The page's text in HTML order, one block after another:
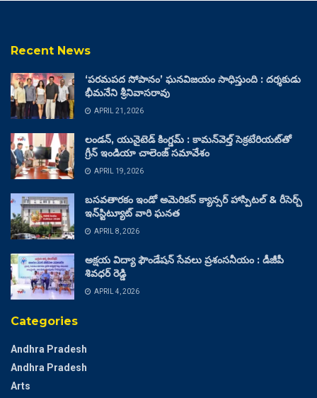
Recent News
‘పరమపద సోపానం’ ఘనవిజయం సాధిస్తుంది : దర్శకుడు
భీమనేని శ్రీనివాసరావు
APRIL 21, 2026
లండన్, యునైటెడ్ కింగ్డమ్ : కామన్‌వెల్త్ సెక్రటేరియట్‌తో
గ్రీన్ ఇండియా చాలెంజ్ సమావేశం
APRIL 19, 2026
బసవతారకం ఇండో అమెరికన్ క్యాన్సర్ హాస్పిటల్ & రీసెర్చ్
ఇన్‌స్టిట్యూట్ వారి ఘనత
APRIL 8, 2026
అక్షయ విద్యా ఫౌండేషన్ సేవలు ప్రశంసనీయం : డీజీపీ
శివధర్ రెడ్డి
APRIL 4, 2026
Categories
Andhra Pradesh
Andhra Pradesh
Arts